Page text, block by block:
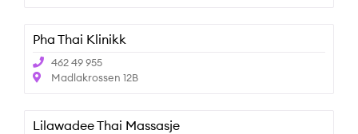
Pha Thai Klinikk
462 49 955
Madlakrossen 12B
Lilawadee Thai Massasje